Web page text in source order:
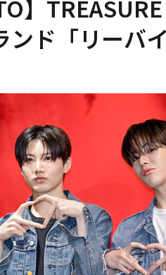
】
ンド「リーバ